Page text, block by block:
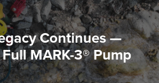
Continues —
MARK-3® Pump